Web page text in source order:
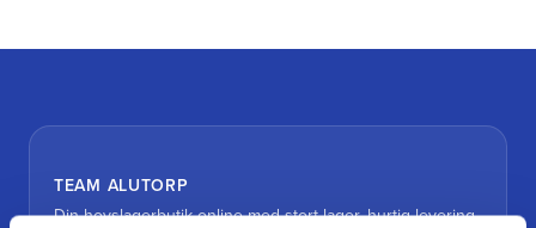
TEAM ALUTORP
Din hovslagerbutik online med stort lager, hurtig levering